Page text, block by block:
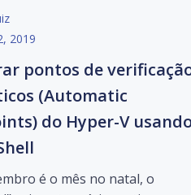
2019
pontos de
(Automatic
do Hyper-V
é o mês no natal, o